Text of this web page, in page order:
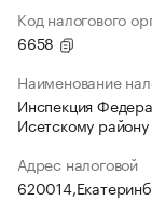
Код налогового
6658
Наименование
Инспекция
Исетскому
Адрес налоговой